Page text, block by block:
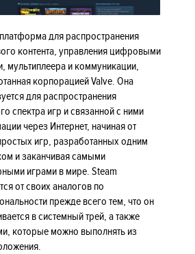
для распространения
контента, управления цифровыми
мультиплеера и коммуникации,
корпорацией Valve. Она
для распространения
спектра игр и связанной с ними
через Интернет, начиная от
игр, разработанных одним
и заканчивая самыми
играми в мире. Steam
от своих аналогов по
прежде всего тем, что он
в системный трей, а также
которые можно выполнять из